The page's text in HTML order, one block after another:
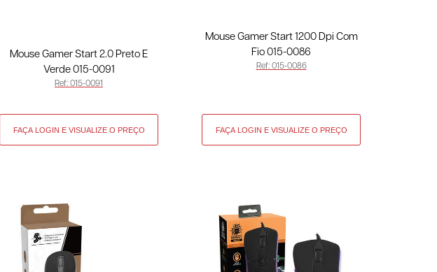
Mouse Gamer Start 2.0 Preto E
Verde 015-0091
Ref: 015-0091
Mouse Gamer Start 1200 Dpi Com
Fio 015-0086
Ref: 015-0086